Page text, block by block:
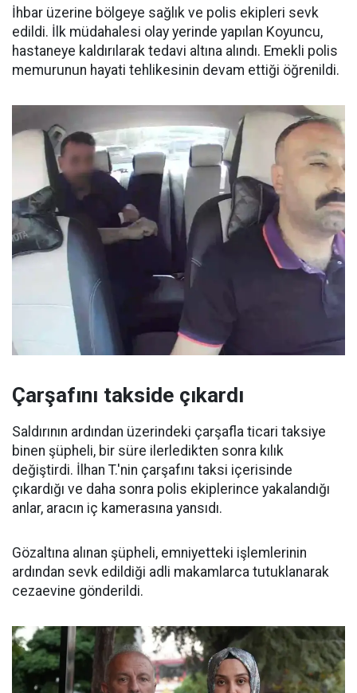
İhbar üzerine bölgeye sağlık ve polis ekipleri sevk
edildi. İlk müdahalesi olay yerinde yapılan Koyuncu,
hastaneye kaldırılarak tedavi altına alındı. Emekli polis
memurunun hayati tehlikesinin devam ettiği öğrenildi.
Çarşafını takside çıkardı
Saldırının ardından üzerindeki çarşafla ticari taksiye
binen şüpheli, bir süre ilerledikten sonra kılık
değiştirdi. İlhan T.'nin çarşafını taksi içerisinde
çıkardığı ve daha sonra polis ekiplerince yakalandığı
anlar, aracın iç kamerasına yansıdı.
Gözaltına alınan şüpheli, emniyetteki işlemlerinin
ardından sevk edildiği adli makamlarca tutuklanarak
cezaevine gönderildi.